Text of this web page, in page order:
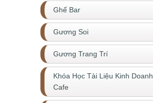
Ghế Bar
Gương Soi
Gương Trang Trí
Khóa Học Tài Liệu Kinh Doanh
Cafe